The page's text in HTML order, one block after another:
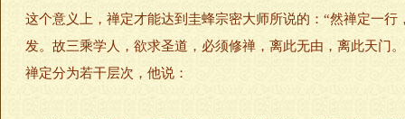
这个意义上，禅定才能达到圭蜂宗密大师所说的：“然禅定一
发。故三乘学人，欲求圣道，必须修禅，离此无由，离此天门
禅定分为若干层次，他说：